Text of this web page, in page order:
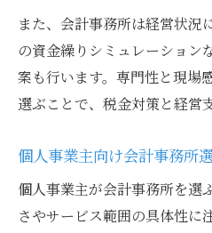
会計事務所と進め
ポイント
税理士報酬の消費
源泉徴収や経費化で安
会計事務所のサポ
実に
また、会計事務所は経営状況
の資金繰りシミュレーション
案も行います。専門性と現場
選ぶことで、税金対策と経営
個人事業主向け会計事務所
個人事業主が会計事務所を選
さやサービス範囲の具体性に